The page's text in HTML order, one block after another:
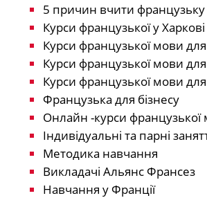
5 причин вчити французьку
Курси французької у Харкові
Курси французької мови для
Курси французької мови
Курси французької мови для
Французька для бізнесу
Онлайн -курси французької
Індивідуальні та парні
Методика навчання
Викладачі Альянс Франсез
Навчання у Франції